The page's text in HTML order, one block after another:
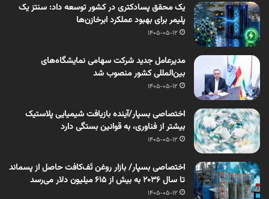
یک محقق پسادکتری در کشور توسعه داد: سنتز یک
پلیمر برای بهبود عملکرد ابرخازن‌ها
1405-05-12
مدیرعامل جدید شرکت سهامی نمایشگاه‌های
بین‌المللی کشور منصوب شد
1405-05-12
اختصاصی بسپار/آینده بازیافت شیمیایی پلاستیک
بیشتر از فناوری، به قوانین بستگی دارد
1405-05-12
اختصاصی بسپار/ بازار روغن تَف‌کافت حاصل از پسماند
تا سال ۲۰۳۶ به بیش از ۶۱۵ میلیون دلار می‌رسد
1405-05-12